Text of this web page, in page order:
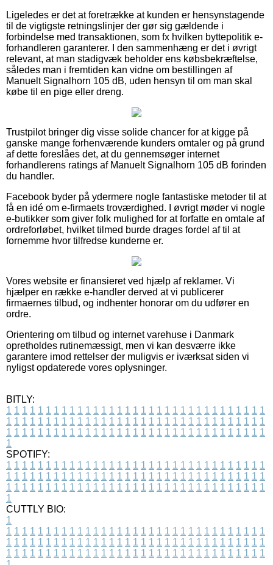
Ligeledes er det at foretrække at kunden er hensynstagende
til de vigtigste retningslinjer der gør sig gældende i
forbindelse med transaktionen, som fx hvilken byttepolitik e-
forhandleren garanterer. I den sammenhæng er det i øvrigt
relevant, at man stadigvæk beholder ens købsbekræftelse,
således man i fremtiden kan vidne om bestillingen af
Manuelt Signalhorn 105 dB, uden hensyn til om man skal
købe til en pige eller dreng.
Trustpilot bringer dig visse solide chancer for at kigge på
ganske mange forhenværende kunders omtaler og på grund
af dette foreslåes det, at du gennemsøger internet
forhandlerens ratings af Manuelt Signalhorn 105 dB forinden
du handler.
Facebook byder på ydermere nogle fantastiske metoder til at
få en idé om e-firmaets troværdighed. I øvrigt møder vi nogle
e-butikker som giver folk mulighed for at forfatte en omtale af
ordreforløbet, hvilket tilmed burde drages fordel af til at
fornemme hvor tilfredse kunderne er.
Vores website er finansieret ved hjælp af reklamer. Vi
hjælper en række e-handler derved at vi publicerer
firmaernes tilbud, og indhenter honorar om du udfører en
ordre.
Orientering om tilbud og internet varehuse i Danmark
opretholdes rutinemæssigt, men vi kan desværre ikke
garantere imod rettelser der muligvis er iværksat siden vi
nyligst opdaterede vores oplysninger.
BITLY:
1 1 1 1 1 1 1 1 1 1 1 1 1 1 1 1 1 1 1 1 1 1 1 1 1 1 1 1 1 1 1 1 1
1 1 1 1 1 1 1 1 1 1 1 1 1 1 1 1 1 1 1 1 1 1 1 1 1 1 1 1 1 1 1 1 1
1 1 1 1 1 1 1 1 1 1 1 1 1 1 1 1 1 1 1 1 1 1 1 1 1 1 1 1 1 1 1 1 1
1
SPOTIFY:
1 1 1 1 1 1 1 1 1 1 1 1 1 1 1 1 1 1 1 1 1 1 1 1 1 1 1 1 1 1 1 1 1
1 1 1 1 1 1 1 1 1 1 1 1 1 1 1 1 1 1 1 1 1 1 1 1 1 1 1 1 1 1 1 1 1
1 1 1 1 1 1 1 1 1 1 1 1 1 1 1 1 1 1 1 1 1 1 1 1 1 1 1 1 1 1 1 1 1
1
CUTTLY BIO:
1
1 1 1 1 1 1 1 1 1 1 1 1 1 1 1 1 1 1 1 1 1 1 1 1 1 1 1 1 1 1 1 1 1
1 1 1 1 1 1 1 1 1 1 1 1 1 1 1 1 1 1 1 1 1 1 1 1 1 1 1 1 1 1 1 1 1
1 1 1 1 1 1 1 1 1 1 1 1 1 1 1 1 1 1 1 1 1 1 1 1 1 1 1 1 1 1 1 1 1